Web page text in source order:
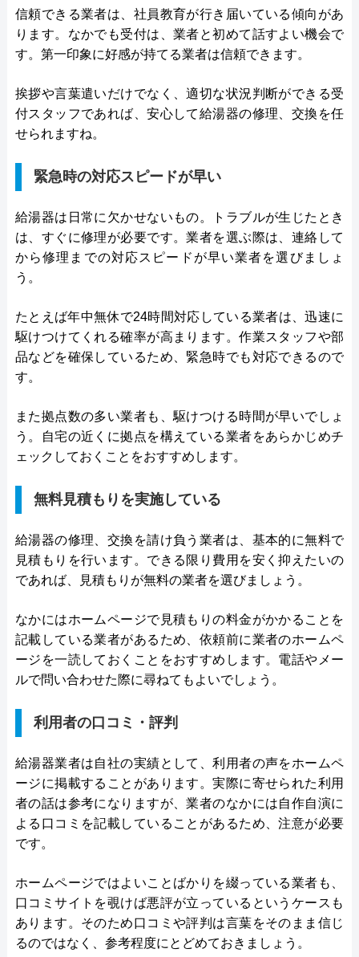
信頼できる業者は、社員教育が行き届いている傾向があ
ります。なかでも受付は、業者と初めて話すよい機会で
す。第一印象に好感が持てる業者は信頼できます。
挨拶や言葉遣いだけでなく、適切な状況判断ができる受
付スタッフであれば、安心して給湯器の修理、交換を任
せられますね。
緊急時の対応スピードが早い
給湯器は日常に欠かせないもの。トラブルが生じたとき
は、すぐに修理が必要です。業者を選ぶ際は、連絡して
から修理までの対応スピードが早い業者を選びましょ
う。
たとえば年中無休で24時間対応している業者は、迅速に
駆けつけてくれる確率が高まります。作業スタッフや部
品などを確保しているため、緊急時でも対応できるので
す。
また拠点数の多い業者も、駆けつける時間が早いでしょ
う。自宅の近くに拠点を構えている業者をあらかじめチ
ェックしておくことをおすすめします。
無料見積もりを実施している
給湯器の修理、交換を請け負う業者は、基本的に無料で
見積もりを行います。できる限り費用を安く抑えたいの
であれば、見積もりが無料の業者を選びましょう。
なかにはホームページで見積もりの料金がかかることを
記載している業者があるため、依頼前に業者のホームペ
ージを一読しておくことをおすすめします。電話やメー
ルで問い合わせた際に尋ねてもよいでしょう。
利用者の口コミ・評判
給湯器業者は自社の実績として、利用者の声をホームペ
ージに掲載することがあります。実際に寄せられた利用
者の話は参考になりますが、業者のなかには自作自演に
よる口コミを記載していることがあるため、注意が必要
です。
ホームページではよいことばかりを綴っている業者も、
口コミサイトを覗けば悪評が立っているというケースも
あります。そのため口コミや評判は言葉をそのまま信じ
るのではなく、参考程度にとどめておきましょう。